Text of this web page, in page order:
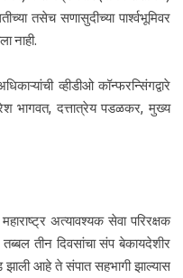
तसेच सणासुदीच्या पार्श्वभूमिवर
नाही.
व्हीडीओ कॉन्फरन्सिंगद्वारे
भागवत, दत्तात्रेय पडळकर, मुख्य
अत्यावश्यक सेवा परिरक्षक
तीन दिवसांचा संप बेकायदेशीर
झाली आहे ते संपात सहभागी झाल्यास